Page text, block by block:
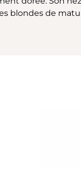
blondes de